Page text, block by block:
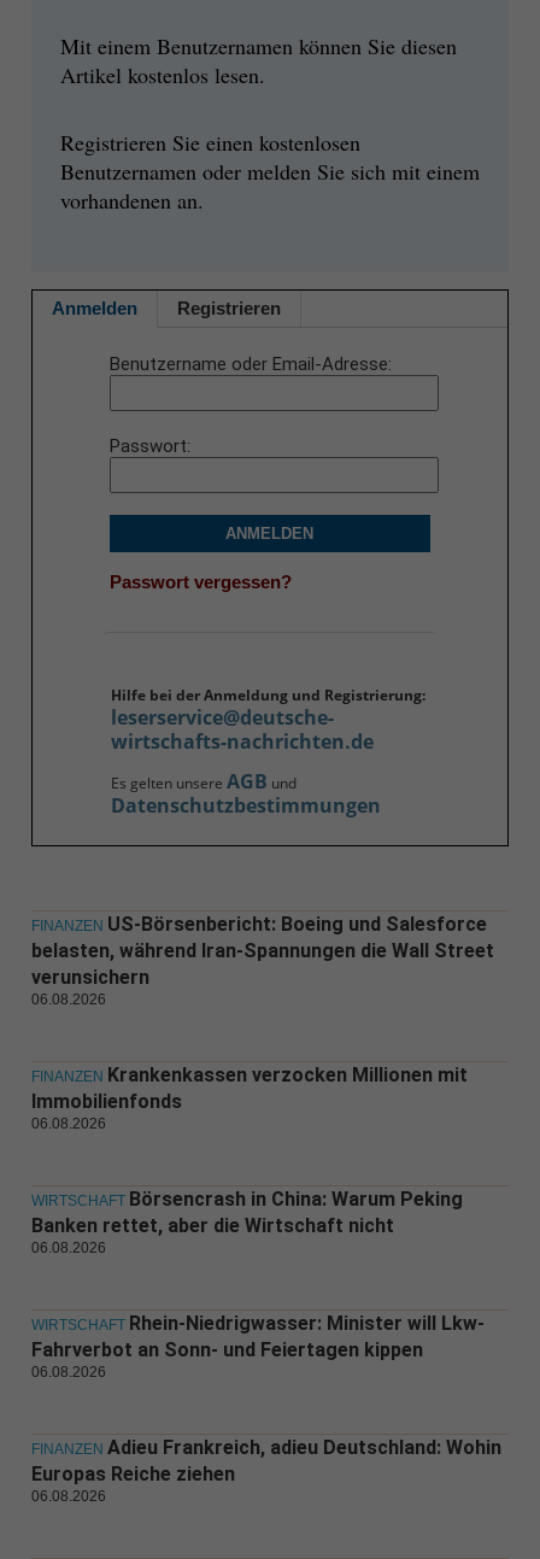
Mit einem Benutzernamen können Sie diesen
Artikel kostenlos lesen.
Registrieren Sie einen kostenlosen
Benutzernamen oder melden Sie sich mit einem
vorhandenen an.
Anmelden Registrieren
Benutzername oder Email-Adresse
Passwort
ANMELDEN
Passwort vergessen?
Hilfe bei der Anmeldung und Registrierung:
leserservice@deutsche-
wirtschafts-nachrichten.de
Es gelten unsere AGB und
Datenschutzbestimmungen
FINANZEN US-Börsenbericht: Boeing und Salesforce
belasten, während Iran-Spannungen die Wall Street
verunsichern
06.08.2026
FINANZEN Krankenkassen verzocken Millionen mit
Immobilienfonds
06.08.2026
WIRTSCHAFT Börsencrash in China: Warum Peking
Banken rettet, aber die Wirtschaft nicht
06.08.2026
WIRTSCHAFT Rhein-Niedrigwasser: Minister will Lkw-
Fahrverbot an Sonn- und Feiertagen kippen
06.08.2026
FINANZEN Adieu Frankreich, adieu Deutschland: Wohin
Europas Reiche ziehen
06.08.2026